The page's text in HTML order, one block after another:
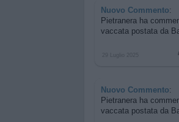
Nuovo Commento:
Pietranera ha
vaccata postata da
Nuovo Commento:
Pietranera ha
vaccata postata da